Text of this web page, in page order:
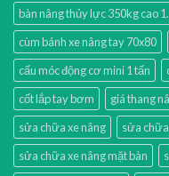
bàn nâng thủy lực 350kg cao
cùm bánh xe nâng tay 70x80
cẩu móc động cơ mini 1 tấn
cốt lắp tay bơm
giá thang
sửa chữa xe nâng
sửa
sửa chữa xe nâng mặt bàn